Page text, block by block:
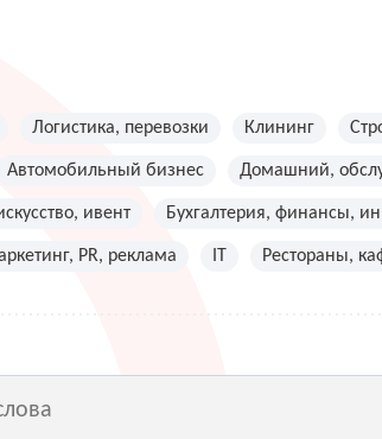
Логистика, перевозки Клининг
Автомобильный бизнес Домашний,
ивент Бухгалтерия, финансы,
PR, реклама Рестораны,